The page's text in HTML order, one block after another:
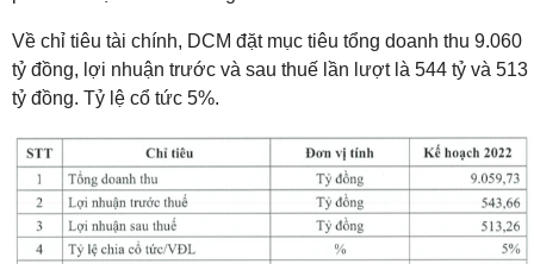
Về chỉ tiêu tài chính, DCM đặt mục tiêu tổng doanh thu 9.060
tỷ đồng, lợi nhuận trước và sau thuế lần lượt là 544 tỷ và 513
tỷ đồng. Tỷ lệ cổ tức 5%.